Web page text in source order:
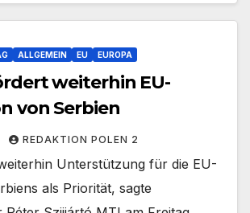
ALLGEMEIN EU EUROPA
weiterhin EU-
von Serbien
REDAKTION POLEN 2
Unterstützung für die EU-
als Priorität, sagte